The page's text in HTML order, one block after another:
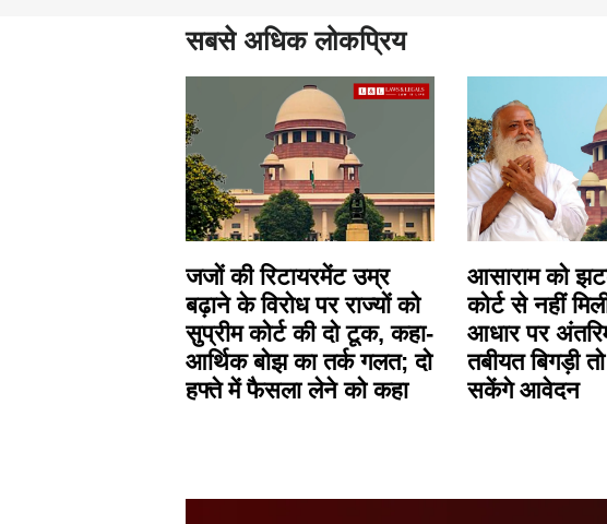
सबसे अधिक लोकप्रिय
जजों की रिटायरमेंट उम्र
बढ़ाने के विरोध पर राज्यों को
सुप्रीम कोर्ट की दो टूक, कहा-
आर्थिक बोझ का तर्क गलत; दो
हफ्ते में फैसला लेने को कहा
आसाराम को
कोर्ट से नहीं
आधार पर
तबीयत बिगड़ी
सकेंगे आवेदन